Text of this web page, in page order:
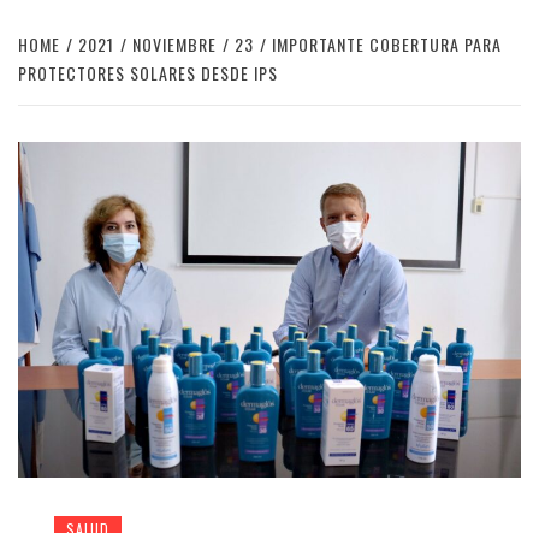
HOME 2021 NOVIEMBRE 23
IMPORTANTE COBERTURA PARA
PROTECTORES SOLARES DESDE IPS
SALUD